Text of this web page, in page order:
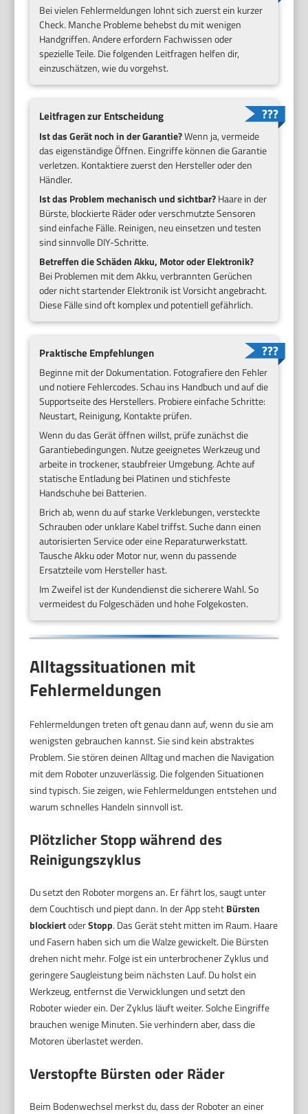
Bei vielen Fehlermeldungen lohnt sich zuerst ein kurzer
Check. Manche Probleme behebst du mit wenigen
Handgriffen. Andere erfordern Fachwissen oder
spezielle Teile. Die folgenden Leitfragen helfen dir,
einzuschätzen, wie du vorgehst.
Leitfragen zur Entscheidung
Ist das Gerät noch in der Garantie?Wenn ja, vermeide
das eigenständige Öffnen. Eingriffe können die Garantie
verletzen. Kontaktiere zuerst den Hersteller oder den
Händler.
Ist das Problem mechanisch und sichtbar?Haare in der
Bürste, blockierte Räder oder verschmutzte Sensoren
sind einfache Fälle. Reinigen, neu einsetzen und testen
sind sinnvolle DIY-Schritte.
Betreffen die Schäden Akku, Motor oder Elektronik?
Bei Problemen mit dem Akku, verbrannten Gerüchen
oder nicht startender Elektronik ist Vorsicht angebracht.
Diese Fälle sind oft komplex und potentiell gefährlich.
Praktische Empfehlungen
Beginne mit der Dokumentation. Fotografiere den Fehler
und notiere Fehlercodes. Schau ins Handbuch und auf die
Supportseite des Herstellers. Probiere einfache Schritte:
Neustart, Reinigung, Kontakte prüfen.
Wenn du das Gerät öffnen willst, prüfe zunächst die
Garantiebedingungen. Nutze geeignetes Werkzeug und
arbeite in trockener, staubfreier Umgebung. Achte auf
statische Entladung bei Platinen und stichfeste
Handschuhe bei Batterien.
Brich ab, wenn du auf starke Verklebungen, versteckte
Schrauben oder unklare Kabel triffst. Suche dann einen
autorisierten Service oder eine Reparaturwerkstatt.
Tausche Akku oder Motor nur, wenn du passende
Ersatzteile vom Hersteller hast.
Im Zweifel ist der Kundendienst die sicherere Wahl. So
vermeidest du Folgeschäden und hohe Folgekosten.
Alltagssituationen mit
Fehlermeldungen
Fehlermeldungen treten oft genau dann auf, wenn du sie am
wenigsten gebrauchen kannst. Sie sind kein abstraktes
Problem. Sie stören deinen Alltag und machen die Navigation
mit dem Roboter unzuverlässig. Die folgenden Situationen
sind typisch. Sie zeigen, wie Fehlermeldungen entstehen und
warum schnelles Handeln sinnvoll ist.
Plötzlicher Stopp während des
Reinigungszyklus
Du setzt den Roboter morgens an. Er fährt los, saugt unter
dem Couchtisch und piept dann. In der App stehtBürsten
blockiertoderStopp. Das Gerät steht mitten im Raum. Haare
und Fasern haben sich um die Walze gewickelt. Die Bürsten
drehen nicht mehr. Folge ist ein unterbrochener Zyklus und
geringere Saugleistung beim nächsten Lauf. Du holst ein
Werkzeug, entfernst die Verwicklungen und setzt den
Roboter wieder ein. Der Zyklus läuft weiter. Solche Eingriffe
brauchen wenige Minuten. Sie verhindern aber, dass die
Motoren überlastet werden.
Verstopfte Bürsten oder Räder
Beim Bodenwechsel merkst du, dass der Roboter an einer